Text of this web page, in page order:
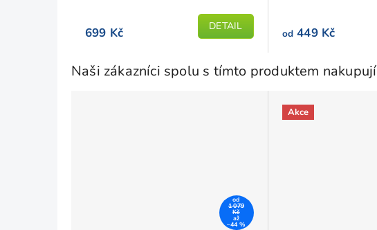
699 Kč DETAIL
od449 Kč
Naši zákazníci spolu s tímto produktem nakupují
od
1 079
Kč
až
–44 %
Akce